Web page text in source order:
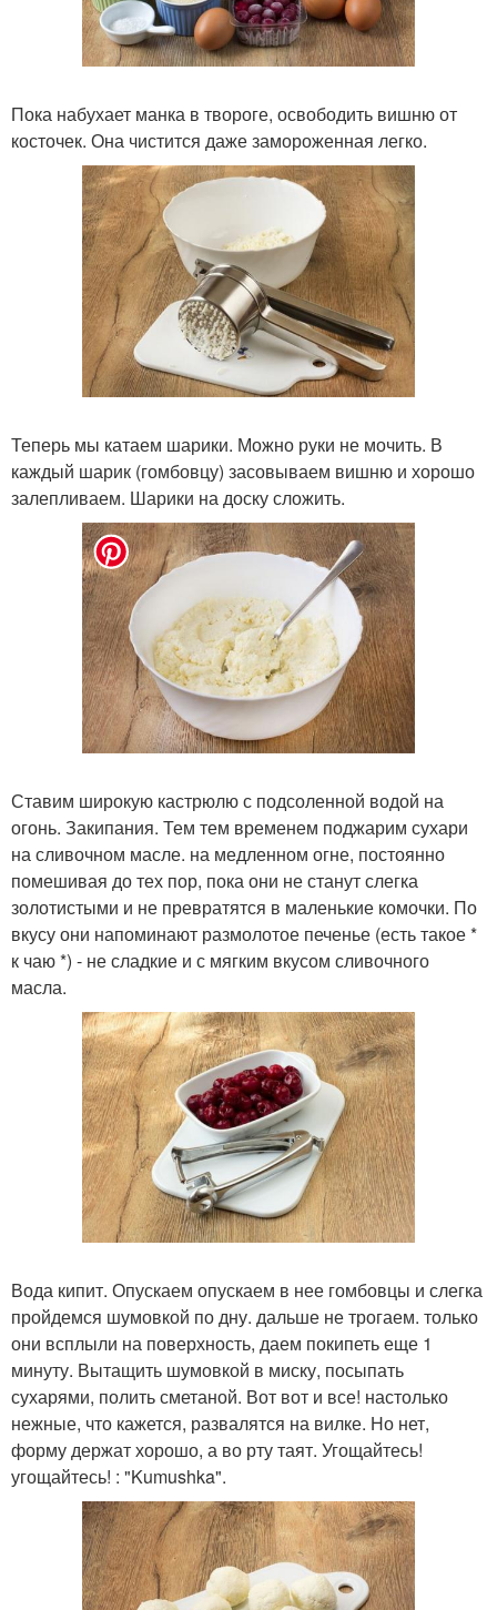
Пока набухает манка в твороге, освободить вишню от
косточек. Она чистится даже замороженная легко.
Теперь мы катаем шарики. Можно руки не мочить. В
каждый шарик (гомбовцу) засовываем вишню и хорошо
залепливаем. Шарики на доску сложить.
Ставим широкую кастрюлю с подсоленной водой на
огонь. Закипания. Тем тем временем поджарим сухари
на сливочном масле. на медленном огне, постоянно
помешивая до тех пор, пока они не станут слегка
золотистыми и не превратятся в маленькие комочки. По
вкусу они напоминают размолотое печенье (есть такое *
к чаю *) - не сладкие и с мягким вкусом сливочного
масла.
Вода кипит. Опускаем опускаем в нее гомбовцы и слегка
пройдемся шумовкой по дну. дальше не трогаем. только
они всплыли на поверхность, даем покипеть еще 1
минуту. Вытащить шумовкой в миску, посыпать
сухарями, полить сметаной. Вот вот и все! настолько
нежные, что кажется, развалятся на вилке. Но нет,
форму держат хорошо, а во рту таят. Угощайтесь!
угощайтесь! : "Kumushka".